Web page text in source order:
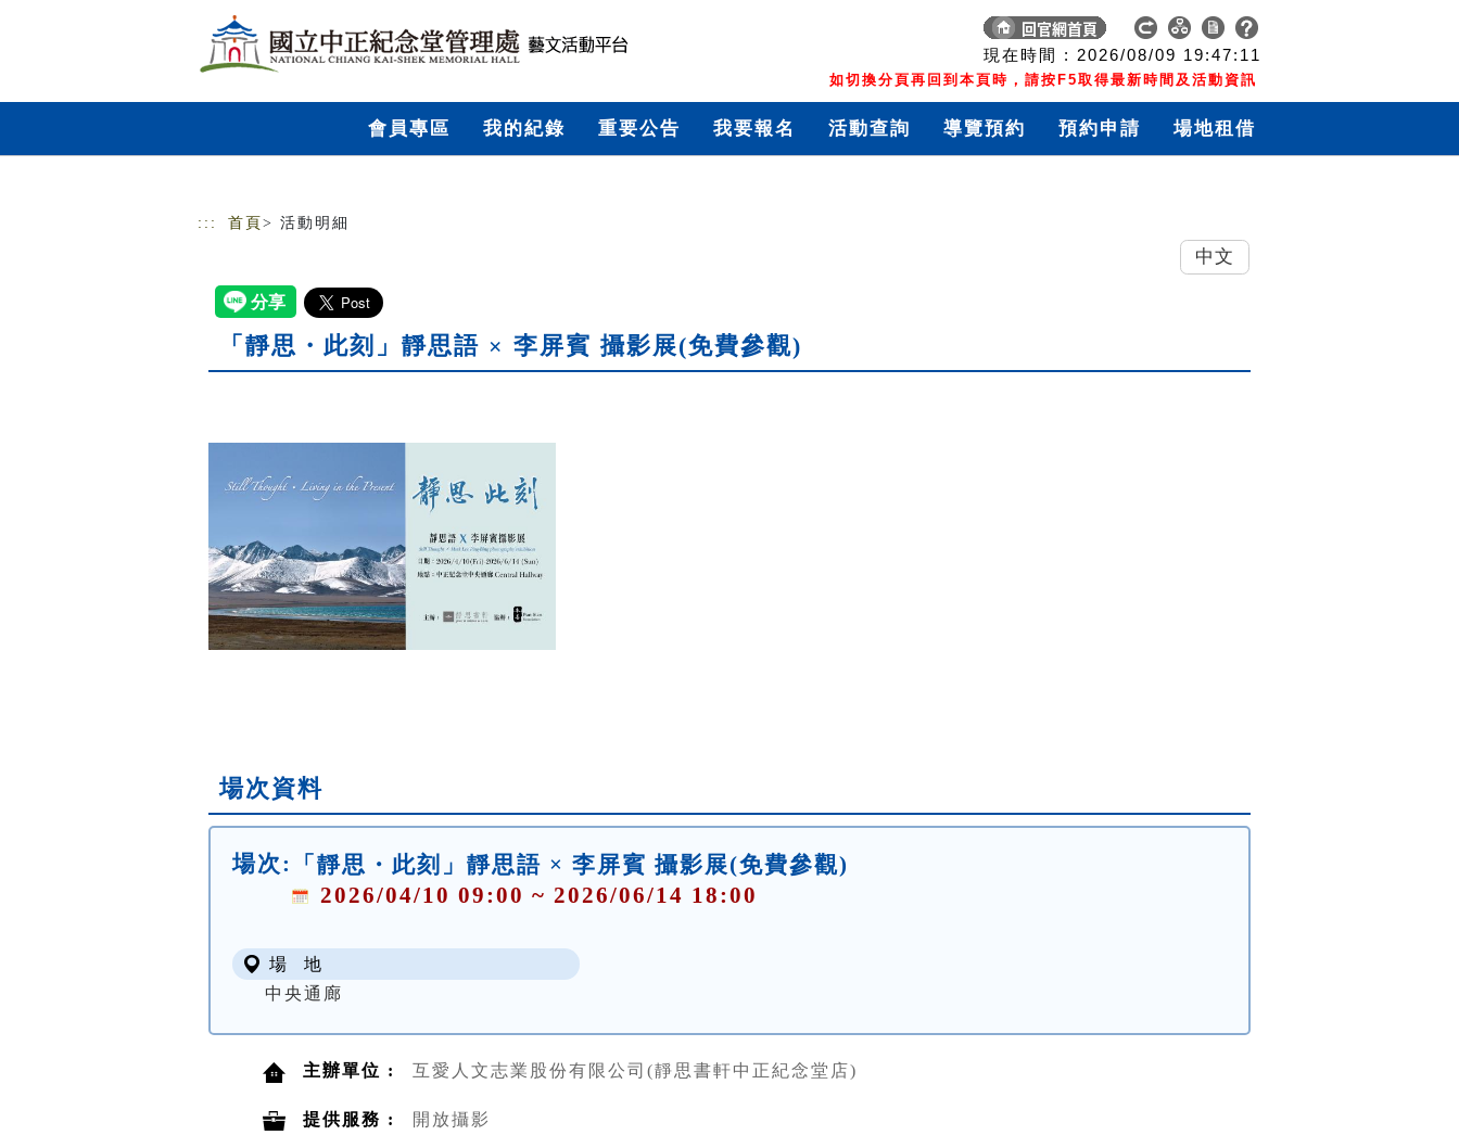
現在時間 : 2026/08/09 19:47:11
如切換分頁再回到本頁時，請按F5取得最新時間及活動資訊
會員專區 我的紀錄 重要公告 我要報名 活動查詢 導覽預約 預約申請 場地租借
::: 首頁 > 活動明細
「靜思・此刻」靜思語 × 李屏賓 攝影展(免費參觀)
場次資料
場次:
「靜思・此刻」靜思語 × 李屏賓 攝影展(免費參觀)
2026/04/10 09:00 ~ 2026/06/14 18:00
場 地
中央通廊
主辦單位 : 互愛人文志業股份有限公司(靜思書軒中正紀念堂店)
提供服務 : 開放攝影